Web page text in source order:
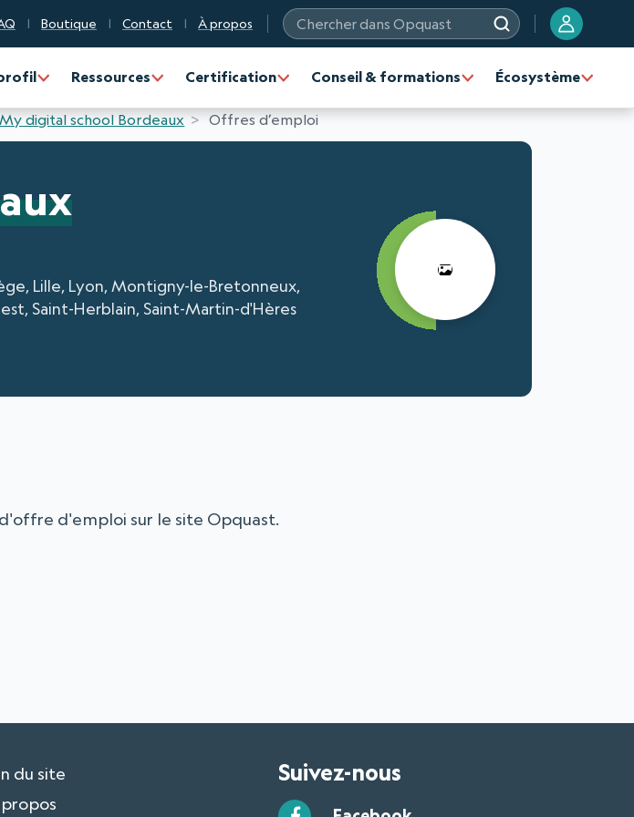
Boutique Contact À propos
Chercher dans Opquast
Ressources Certification Conseil & formations Écosystème
My digital school Bordeaux Offres d’emploi
Lille, Lyon, Montigny-le-Bretonneux,
Saint-Herblain, Saint-Martin-d'Hères
d'emploi sur le site Opquast.
du site
Suivez-nous